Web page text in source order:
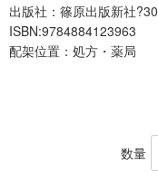
出版社：篠原出版新社?30
ISBN:9784884123963
配架位置：処方・薬局
数量